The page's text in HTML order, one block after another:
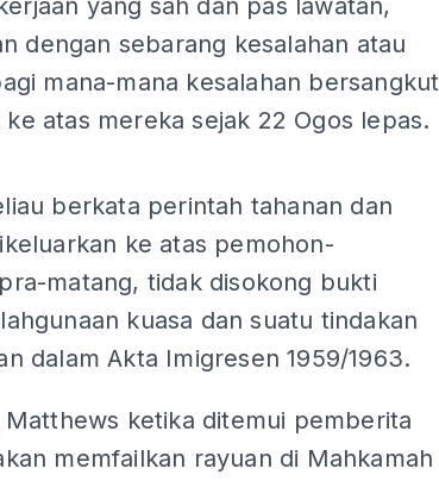
yang sah dan pas lawatan,
dengan sebarang kesalahan atau
mana-mana kesalahan bersangkut
atas mereka sejak 22 Ogos lepas.
berkata perintah tahanan dan
ke atas pemohon-
matang, tidak disokong bukti
kuasa dan suatu tindakan
dalam Akta Imigresen 1959/1963.
ketika ditemui pemberita
memfailkan rayuan di Mahkamah